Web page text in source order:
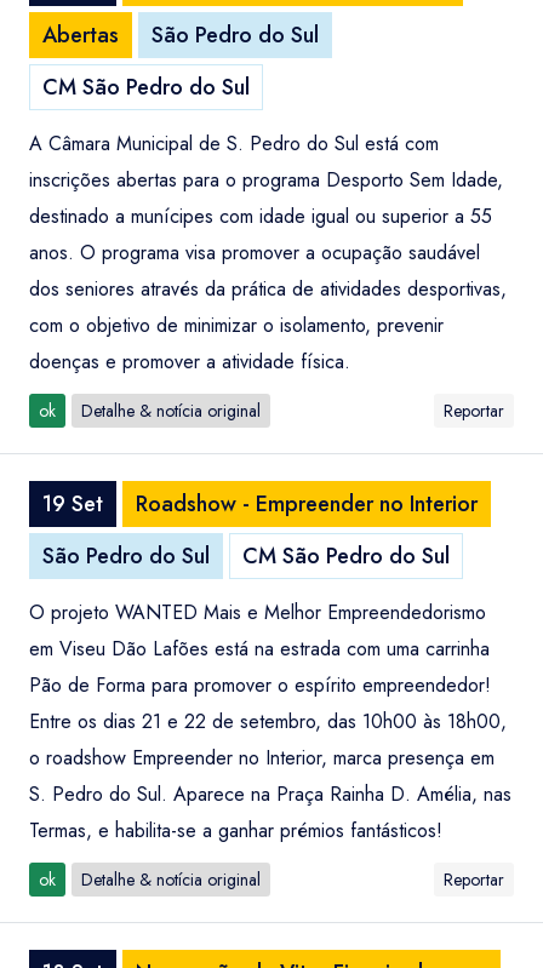
Abertas
São Pedro do Sul
CM São Pedro do Sul
A Câmara Municipal de S. Pedro do Sul está com
inscrições abertas para o programa Desporto Sem Idade,
destinado a munícipes com idade igual ou superior a 55
anos. O programa visa promover a ocupação saudável
dos seniores através da prática de atividades desportivas,
com o objetivo de minimizar o isolamento, prevenir
doenças e promover a atividade física.
ok Detalhe & notícia original Reportar
19 Set
Roadshow - Empreender no Interior
São Pedro do Sul
CM São Pedro do Sul
O projeto WANTED Mais e Melhor Empreendedorismo
em Viseu Dão Lafões está na estrada com uma carrinha
Pão de Forma para promover o espírito empreendedor!
Entre os dias 21 e 22 de setembro, das 10h00 às 18h00,
o roadshow Empreender no Interior, marca presença em
S. Pedro do Sul. Aparece na Praça Rainha D. Amélia, nas
Termas, e habilita-se a ganhar prémios fantásticos!
ok Detalhe & notícia original Reportar